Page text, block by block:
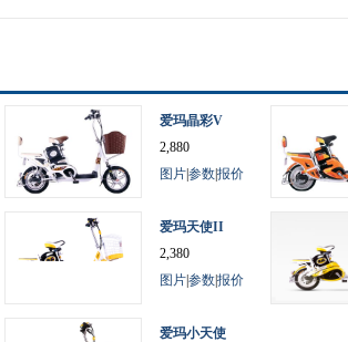
爱玛晶彩V
2,880
图片参数报价
爱玛天使II
2,380
图片参数报价
爱玛小天使